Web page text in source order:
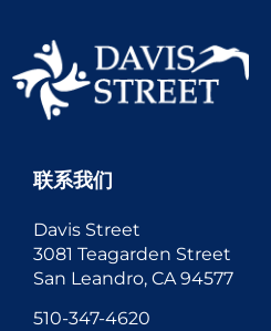
联系我们
Davis Street
3081 Teagarden Street
San Leandro, CA 94577
510-347-4620